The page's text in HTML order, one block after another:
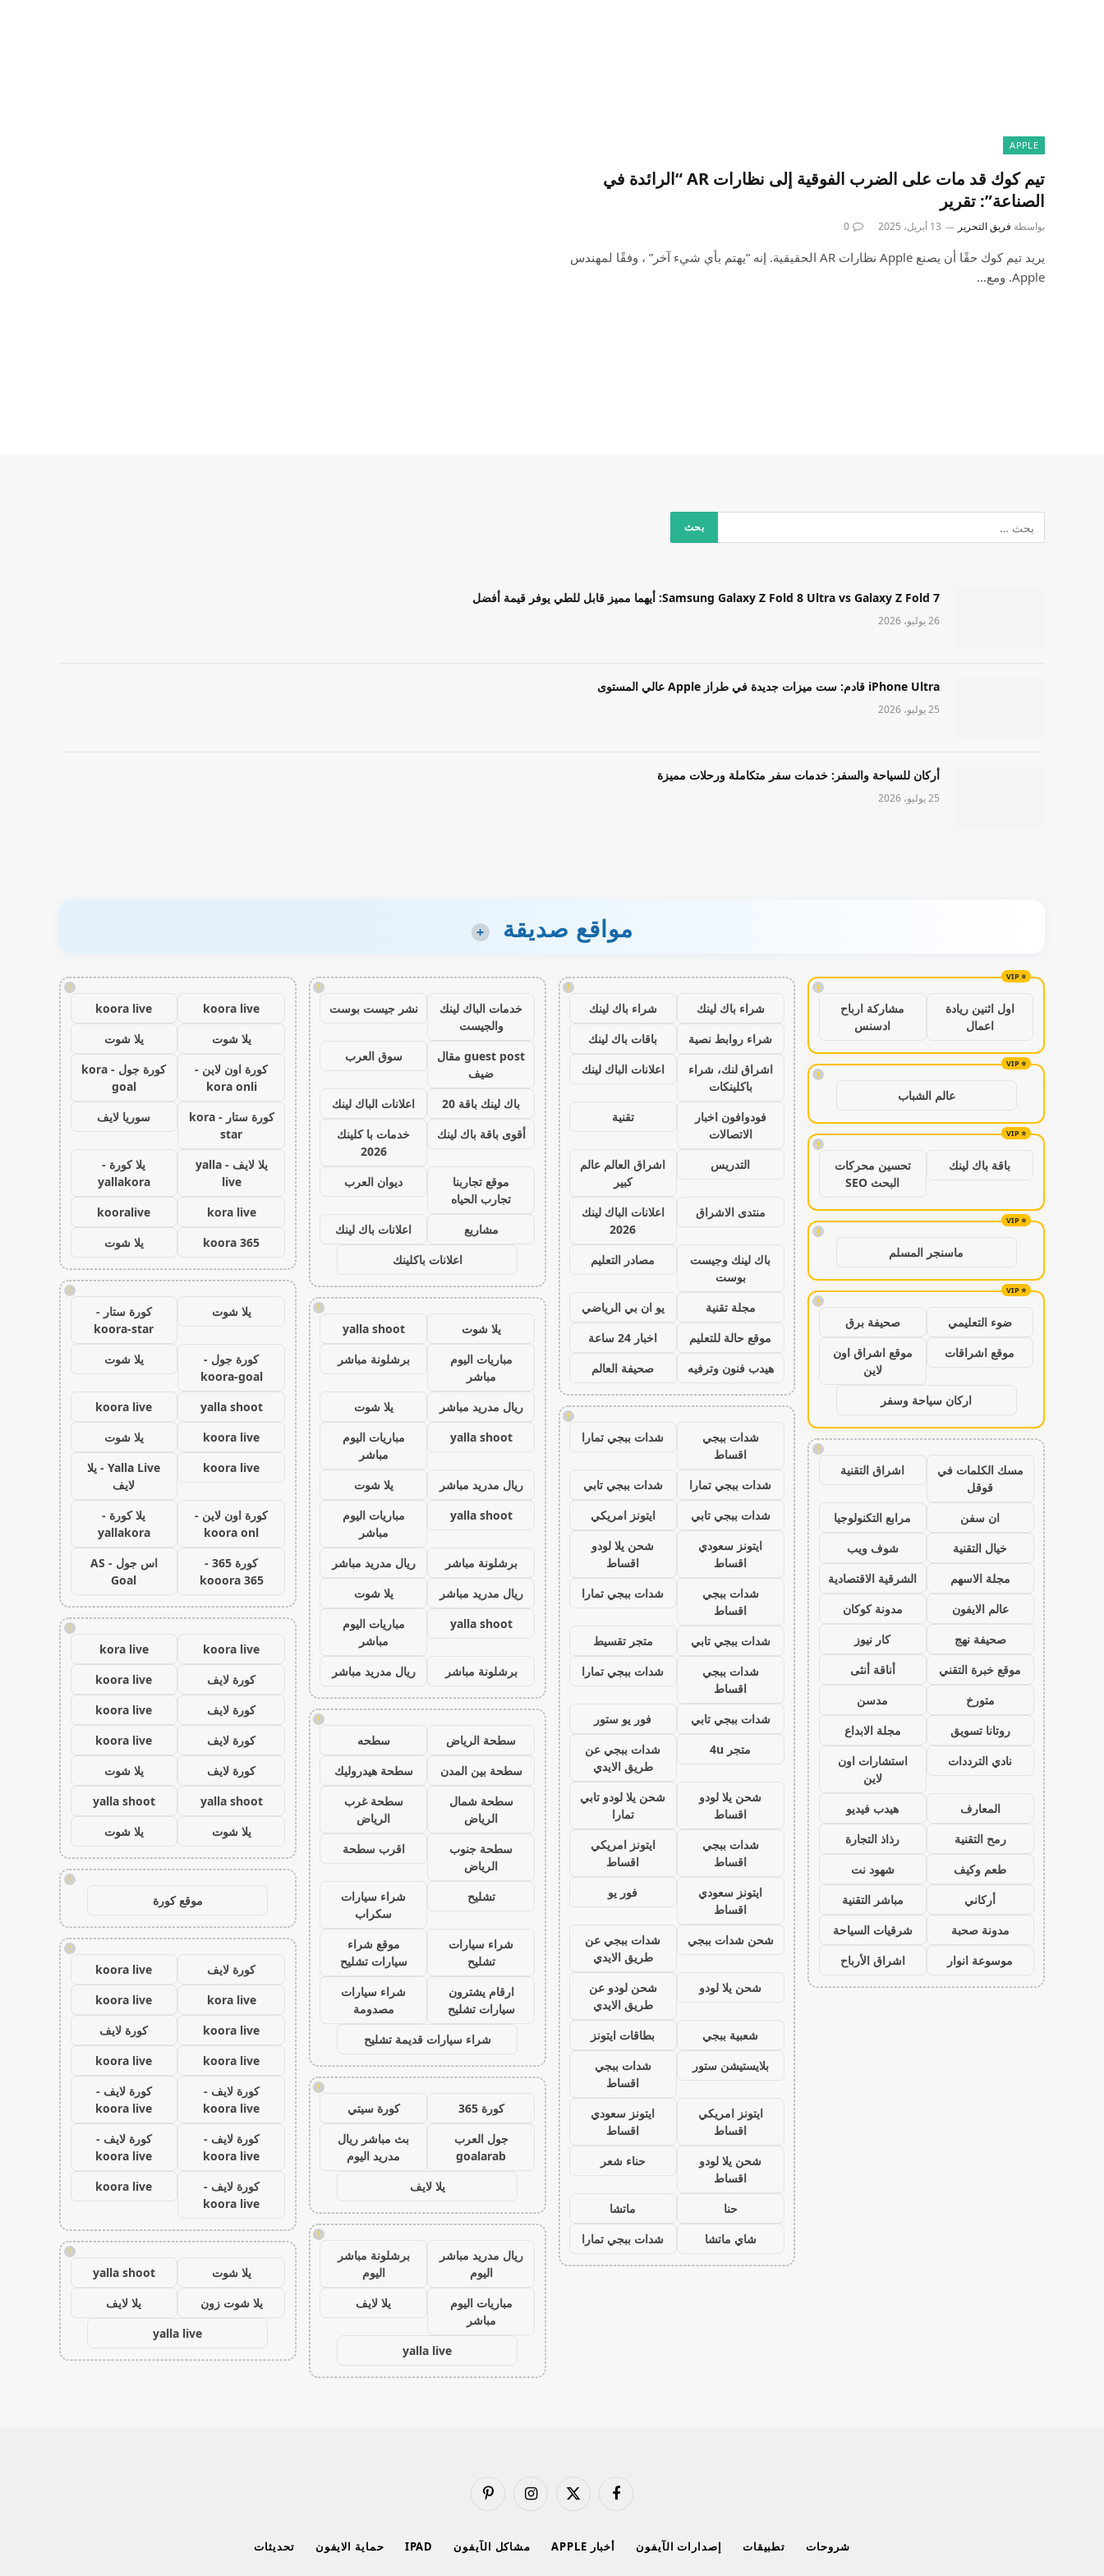
APPLE
تيم كوك قد مات على الضرب الفوقية إلى نظارات AR “الرائدة في
الصناعة”: تقرير
بواسطة فريق التحرير 13 أبريل، 2025 0
يريد تيم كوك حقًا أن يصنع Apple نظارات AR الحقيقية. إنه “يهتم بأي شيء آخر” ، وفقًا لمهندس
Apple. ومع…
Samsung Galaxy Z Fold 8 Ultra vs Galaxy Z Fold 7: أيهما مميز قابل للطي يوفر قيمة أفضل
26 يوليو، 2026
iPhone Ultra قادم: ست ميزات جديدة في طراز Apple عالي المستوى
25 يوليو، 2026
أركان للسياحة والسفر: خدمات سفر متكاملة ورحلات مميزة
25 يوليو، 2026
مواقع صديقة +
!
اول اثنين ريادة
اعمال
مشاركة ارباح
ادسنس
!
عالم الشباب
!
باقة باك لينك
تحسين محركات
البحث SEO
!
ماسنجر المسلم
!
ضوء التعليمي
صحيفة برق
موقع اشراقات
موقع اشراق اون
لاين
اركان سياحة وسفر
!
مسك الكلمات في
قوقل
اشراق التقنية
ان سفن
مرابع التكنولوجيا
خيال التقنية
شوف ويب
مجلة الاسهم
الشرقية الاقتصادية
عالم الايفون
مدونة كوكان
صحيفة نهج
كار نيوز
موقع خبرة التقني
أناقة أنثى
متورخ
مدسن
روتانا تسويق
مجلة الابداع
نادي الترددات
استشارات اون
لاين
المعارف
هيدب فيديو
رمح التقنية
رذاذ التجارة
طعم وكيف
شهود نت
أركاني
مباشر التقنية
مدونة صحبة
شرقيات السياحة
موسوعة انوار
اشراق الأرباح
!
شراء باك لينك
شراء باك لينك
شراء روابط نصية
باقات باك لينك
اشراق لنك، شراء
باكلينكات
اعلانات الباك لينك
فودوافون اخبار
الاتصالات
تقنية
التدريس
اشراق العالم عالم
كبير
منتدى الاشراق
اعلانات الباك لينك
2026
باك لينك وجيست
بوست
مصادر التعليم
مجلة تقنية
يو ان بي الرياضي
موقع حالة للتعليم
اخبار 24 ساعة
هيدب فنون وترفيه
صحيفة العالم
!
شدات ببجي
اقساط
شدات ببجي تمارا
شدات ببجي تمارا
شدات ببجي تابي
شدات ببجي تابي
ايتونز امريكي
ايتونز سعودي
اقساط
شحن يلا لودو
اقساط
شدات ببجي
اقساط
شدات ببجي تمارا
شدات ببجي تابي
متجر تقسيط
شدات ببجي
اقساط
شدات ببجي تمارا
شدات ببجي تابي
فور يو ستور
متجر 4u
شدات ببجي عن
طريق الايدي
شحن يلا لودو
اقساط
شحن يلا لودو تابي
تمارا
شدات ببجي
اقساط
ايتونز امريكي
اقساط
ايتونز سعودي
اقساط
فور يو
شحن شدات ببجي
شدات ببجي عن
طريق الايدي
شحن يلا لودو
شحن لودو عن
طريق الايدي
شعبية ببجي
بطاقات ايتونز
بلايستيشن ستور
شدات ببجي
اقساط
ايتونز امريكي
اقساط
ايتونز سعودي
اقساط
شحن يلا لودو
اقساط
حناء شعر
حنا
ماتشا
شاي ماتشا
شدات ببجي تمارا
!
خدمات الباك لينك
والجيست
نشر جيست بوست
guest post مقال
ضيف
سوق العرب
باك لينك باقة 20
اعلانات الباك لينك
أقوى باقة باك لينك
خدمات با كلينك
2026
موقع تجاربنا
تجارب الحياه
ديوان العرب
مشاريع
اعلانات باك لينك
اعلانات باكلينك
!
يلا شوت
yalla shoot
مباريات اليوم
مباشر
برشلونة مباشر
ريال مدريد مباشر
يلا شوت
yalla shoot
مباريات اليوم
مباشر
ريال مدريد مباشر
يلا شوت
yalla shoot
مباريات اليوم
مباشر
برشلونة مباشر
ريال مدريد مباشر
ريال مدريد مباشر
يلا شوت
yalla shoot
مباريات اليوم
مباشر
برشلونة مباشر
ريال مدريد مباشر
!
سطحة الرياض
سطحه
سطحة بين المدن
سطحة هيدروليك
سطحة شمال
الرياض
سطحة غرب
الرياض
سطحة جنوب
الرياض
اقرب سطحة
تشليح
شراء سيارات
سكراب
شراء سيارات
تشليح
موقع شراء
سيارات تشليح
ارقام يشترون
سيارات تشليح
شراء سيارات
مصدومة
شراء سيارات قديمة تشليح
!
كورة 365
كورة سيتي
جول العرب
goalarab
بث مباشر ريال
مدريد اليوم
يلا لايف
!
ريال مدريد مباشر
اليوم
برشلونة مباشر
اليوم
مباريات اليوم
مباشر
يلا لايف
yalla live
!
koora live
koora live
يلا شوت
يلا شوت
كورة اون لاين -
kora onli
كورة جول - kora
goal
كورة ستار - kora
star
سوريا لايف
يلا لايف - yalla
live
يلا كورة -
yallakora
kora live
kooralive
koora 365
يلا شوت
!
يلا شوت
كورة ستار -
koora-star
كورة جول -
koora-goal
يلا شوت
yalla shoot
koora live
koora live
يلا شوت
koora live
Yalla Live - يلا
لايف
كورة اون لاين -
koora onl
يلا كورة -
yallakora
كورة 365 -
kooora 365
اس جول - AS
Goal
!
koora live
kora live
كورة لايف
koora live
كورة لايف
koora live
كورة لايف
koora live
كورة لايف
يلا شوت
yalla shoot
yalla shoot
يلا شوت
يلا شوت
!
موقع كورة
!
كورة لايف
koora live
kora live
koora live
koora live
كورة لايف
koora live
koora live
كورة لايف -
koora live
كورة لايف -
koora live
كورة لايف -
koora live
كورة لايف -
koora live
كورة لايف -
koora live
koora live
!
يلا شوت
yalla shoot
يلا شوت زون
يلا لايف
yalla live
فيسبوك
X
الانستغرامبينتيريست
شروحات تطبيقات إصدارات الآيفون أخبار APPLE مشاكل الآيفون IPAD حماية الايفون تحديثات